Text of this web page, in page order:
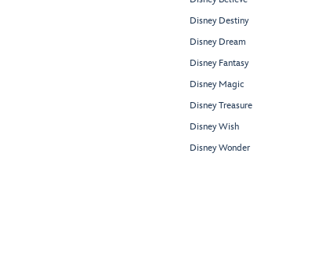
Disney Destiny
Disney Dream
Disney Fantasy
Disney Magic
Disney Treasure
Disney Wish
Disney Wonder